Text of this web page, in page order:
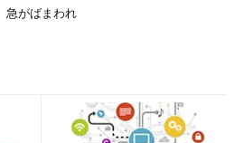
がばまわれ